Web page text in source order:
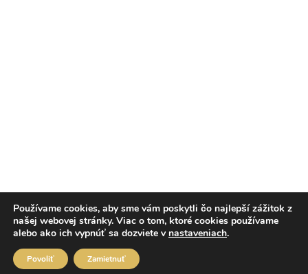
Používame cookies, aby sme vám poskytli čo najlepší zážitok z
našej webovej stránky. Viac o tom, ktoré cookies používame
alebo ako ich vypnúť sa dozviete v nastaveniach.
Povoliť Zamietnuť